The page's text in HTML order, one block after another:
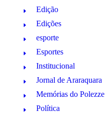
Edição
Edições
esporte
Esportes
Institucional
Jornal de Araraquara
Memórias do Polezze
Política